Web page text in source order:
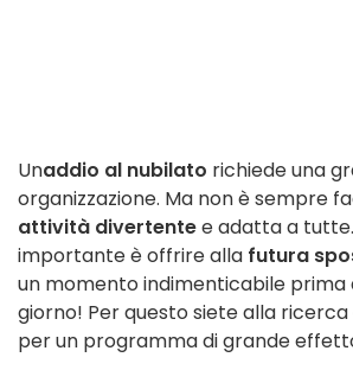
Unaddio al nubilato richiede una
organizzazione. Ma non è sempre
attività divertentee adatta a
importante è offrire alla futura
un momento indimenticabile prima
giorno! Per questo siete alla ricerca
per un programma di grande